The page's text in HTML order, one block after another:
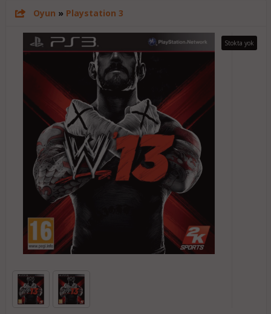
Oyun » Playstation 3
Stokta yok